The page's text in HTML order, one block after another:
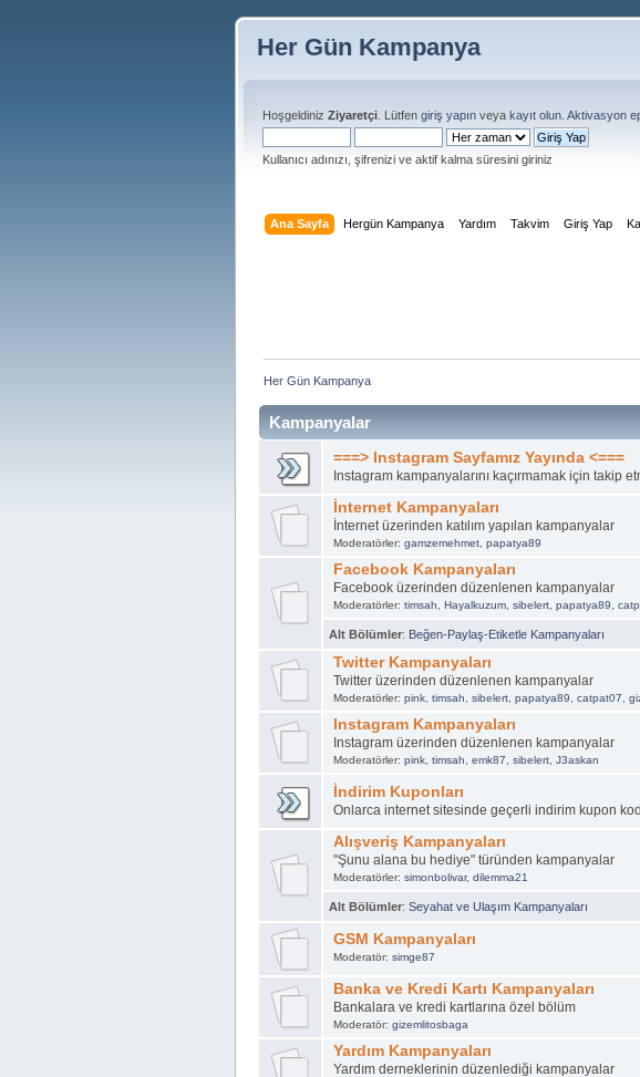
Her Gün Kampanya
Hoşgeldiniz Ziyaretçi . Lütfen giriş yapın veya kayıt olun Aktivasyon
Kullanıcı adınızı, şifrenizi ve aktif kalma süresini giriniz
Ana Sayfa Hergün Kampanya Yardım Takvim Giriş Yap
Her Gün Kampanya
Kampanyalar
===> Instagram Sayfamız Yayında <===
Instagram kampanyalarını kaçırmamak için takip
İnternet Kampanyaları
İnternet üzerinden katılım yapılan kampanyalar
Moderatörler: gamzemehmet, papatya89
Facebook Kampanyaları
Facebook üzerinden düzenlenen kampanyalar
Moderatörler: timsah Hayalkuzum, sibelert, papatya89
Alt Bölümler: Beğen-Paylaş-Etiketle Kampanyaları
Twitter Kampanyaları
Twitter üzerinden düzenlenen kampanyalar
Moderatörler: pink, timsah sibelert, papatya89 catpat07
Instagram Kampanyaları
Instagram üzerinden düzenlenen kampanyalar
Moderatörler: pink, timsah emk87 sibelert, J3askan
İndirim Kuponları
Onlarca internet sitesinde geçerli indirim kupon
Alışveriş Kampanyaları
"Şunu alana bu hediye" türünden kampanyalar
Moderatörler: simonbolivar, dilemma21
Alt Bölümler: Seyahat ve Ulaşım Kampanyaları
GSM Kampanyaları
Moderatör: simge87
Banka ve Kredi Kartı Kampanyaları
Bankalara ve kredi kartlarına özel bölüm
Moderatör: gizemlitosbaga
Yardım Kampanyaları
Yardım derneklerinin düzenlediği kampanyalar